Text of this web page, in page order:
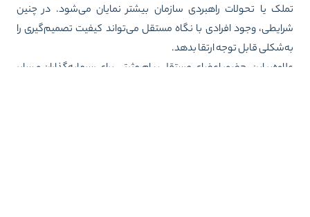
یا تحولات راهبردی سازمان بیشتر نمایان می‌شود. در چنین
وجود افرادی با نگاه مستقل می‌تواند کیفیت تصمیم‌گیری را
قابل توجه ارتقا بدهد.
این، حضور اعضای مستقل پیام مثبتی برای سرمایه‌گذاران و سایر